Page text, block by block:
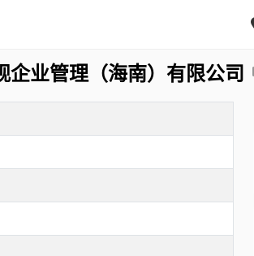
企业管理（海南）有限公司